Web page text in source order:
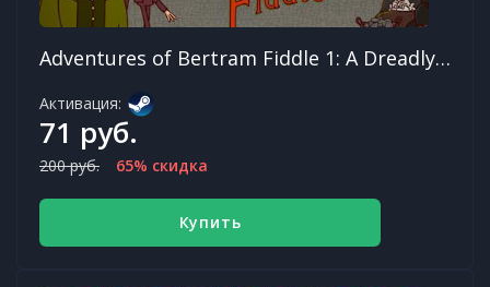
Adventures of Bertram Fiddle 1: A Dreadly Business
Активация:
71 руб.
200 руб. 65% скидка
Купить